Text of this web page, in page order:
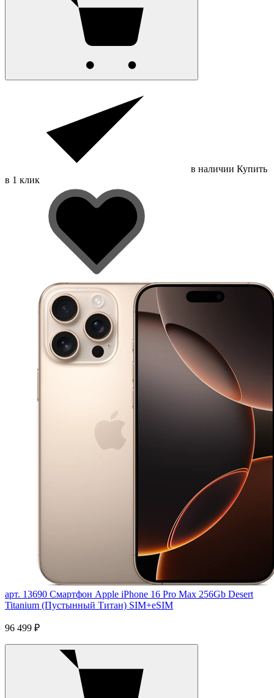
в наличии Купить
в 1 клик
арт. 13690 Смартфон Apple iPhone 16 Pro Max 256Gb Desert
Titanium (Пустынный Титан) SIM+eSIM
96 499 ₽